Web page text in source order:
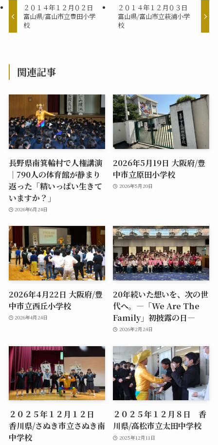
２０１４年１２月０２日
富山県/富山市立豊田小学
校
２０１４年１２月０３日
富山県/富山市立萩浦小学
校
関連記事
長野県南箕輪村で人権講演
｜790人の体育館が静まり
返った「精いっぱい生きて
いますか？」
2026年6月24日
2026年5月19日 大阪府/豊
中市立原田小学校
2026年5月20日
2026年4月22日 大阪府/豊
中市立西丘小学校
2026年4月24日
20年続いた想いを、次の世
代へ。―「We Are The
Family」初披露の日―
2026年2月24日
２０２５年１２月１２日
香川県/さぬき市立さぬき南
中学校
２０２５年１２月８日 香
川県/高松市立太田中学校
2025年12月11日